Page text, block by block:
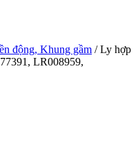
động, Khung gầm / Ly hợp
LR008959,